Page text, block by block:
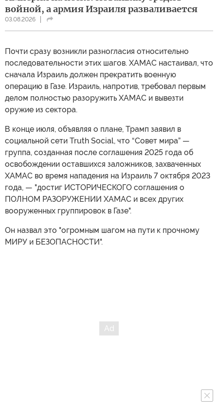
войной, а армия Израиля разваливается
03.08.2026
Почти сразу возникли разногласия относительно
последовательности этих шагов. ХАМАС настаивал, что
сначала Израиль должен прекратить военную
операцию в Газе. Израиль, напротив, требовал первым
делом полностью разоружить ХАМАС и вывезти
оружие из сектора.
В конце июля, объявляя о плане, Трамп заявил в
социальной сети Truth Social, что “Совет мира” —
группа, созданная после соглашения 2025 года об
освобождении оставшихся заложников, захваченных
ХАМАС во время нападения на Израиль 7 октября 2023
года, — "достиг ИСТОРИЧЕСКОГО соглашения о
ПОЛНОМ РАЗОРУЖЕНИИ ХАМАС и всех других
вооруженных группировок в Газе".
Он назвал это "огромным шагом на пути к прочному
МИРУ и БЕЗОПАСНОСТИ".